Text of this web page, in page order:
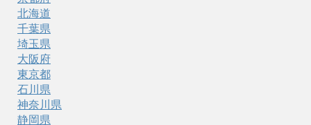
北海道
千葉県
埼玉県
大阪府
東京都
石川県
神奈川県
静岡県